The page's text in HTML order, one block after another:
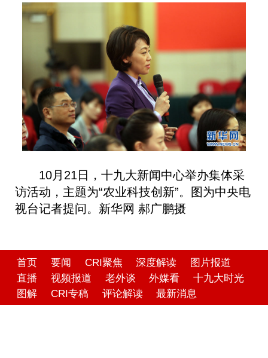
10月21日，十九大新闻中心举办集体采
访活动，主题为“农业科技创新”。图为中央电
视台记者提问。新华网 郝广鹏摄
首页 要闻 CRI聚焦 深度解读
图片报道
直播
视频报道 老外谈 外媒看
十九大时光
图解
CRI专稿 评论解读 最新消息